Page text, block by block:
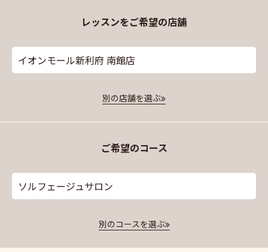
レッスンをご希望の店舗
イオンモール新利府 南館店
別の店舗を選ぶ
ご希望のコース
ソルフェージュサロン
別のコースを選ぶ